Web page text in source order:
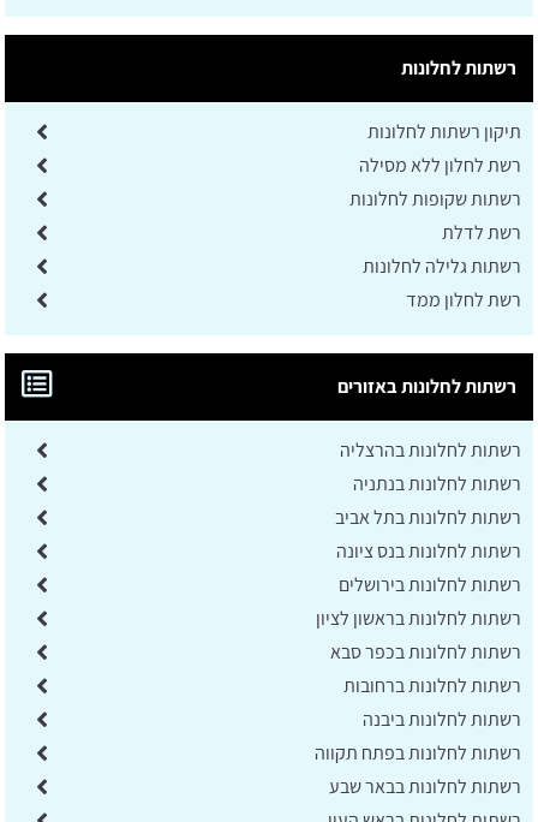
רשתות לחלונות
תיקון רשתות לחלונות
רשת לחלון ללא מסילה
רשתות שקופות לחלונות
רשת לדלת
רשתות גלילה לחלונות
רשת לחלון ממד
רשתות לחלונות באזורים
רשתות לחלונות בהרצליה
רשתות לחלונות בנתניה
רשתות לחלונות בתל אביב
רשתות לחלונות בנס ציונה
רשתות לחלונות בירושלים
רשתות לחלונות בראשון לציון
רשתות לחלונות בכפר סבא
רשתות לחלונות ברחובות
רשתות לחלונות ביבנה
רשתות לחלונות בפתח תקווה
רשתות לחלונות בבאר שבע